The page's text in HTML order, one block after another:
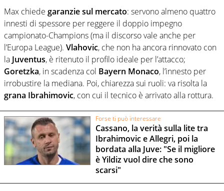
Max chiede garanzie sul mercato: servono almeno quattro
innesti di spessore per reggere il doppio impegno
campionato-Champions (ma il discorso vale anche per
l’Europa League). Vlahovic, che non ha ancora rinnovato con
la Juventus, è ritenuto il profilo ideale per l’attacco;
Goretzka, in scadenza col Bayern Monaco, l’innesto per
irrobustire la mediana. Poi, chiarezza sui ruoli: va risolta la
grana Ibrahimovic, con cui il tecnico è arrivato alla rottura.
Forse ti può interessare
Cassano, la verità sulla lite tra
Ibrahimovic e Allegri, poi la
bordata alla Juve: "Se il migliore
è Yildiz vuol dire che sono
scarsi"